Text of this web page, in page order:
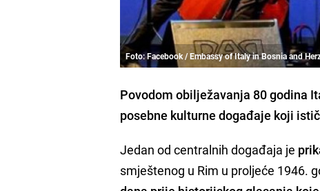
Foto: Facebook / Embassy of Italy in Bosnia and
Povodom obilježavanja 80 godina
posebne kulturne događaje koji
Jedan od centralnih događaja je
smještenog u Rim u proljeće 1946.